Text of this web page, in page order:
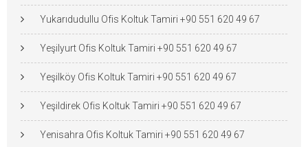
Yukarıdudullu Ofis Koltuk Tamiri +90 551 620 49 67
Yeşilyurt Ofis Koltuk Tamiri +90 551 620 49 67
Yeşilköy Ofis Koltuk Tamiri +90 551 620 49 67
Yeşildirek Ofis Koltuk Tamiri +90 551 620 49 67
Yenisahra Ofis Koltuk Tamiri +90 551 620 49 67